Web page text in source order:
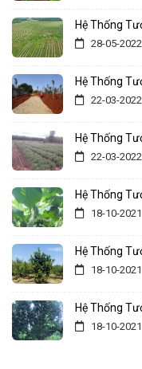
Hệ Thống
28-05-2022
Hệ Thống
22-03-2022
Hệ Thống
22-03-2022
Hệ Thống
18-10-2021
Hệ Thống
18-10-2021
Hệ Thống
18-10-2021